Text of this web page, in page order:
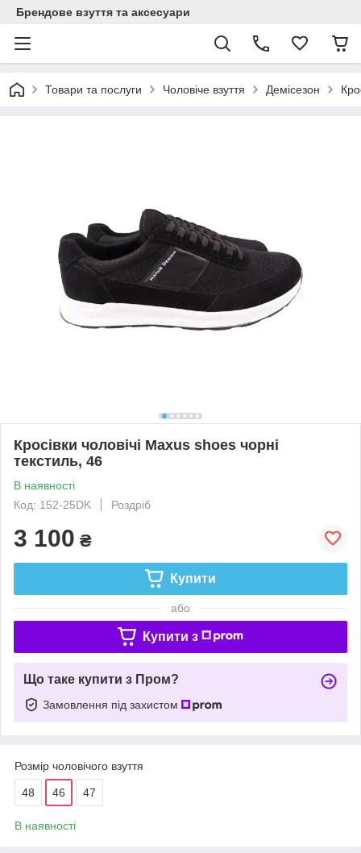
Брендове взуття та аксесуари
Товари та послуги Чоловіче взуття Демісезон
Кросівки чоловічі Maxus shoes чорні
текстиль, 46
В наявності
Код: 152-25DK
Роздріб
3 100 ₴
Купити
або
Купити з
Що таке купити з Пром?
Замовлення під захистом
Розмір чоловічого взуття
48 46 47
В наявності